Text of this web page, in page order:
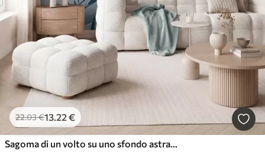
22.03€13.22 €
Sagoma di un volto su uno sfondo astratto